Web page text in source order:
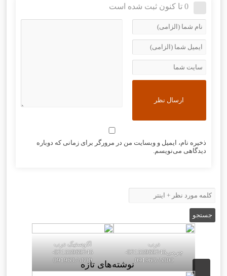
0 تا کنون ثبت شده است
ذخیره نام، ایمیل و وبسایت من در مرورگر برای زمانی که دوباره
دیدگاهی می‌نویسم.
درب
چرمی02155969245-
09196375800
اکوستیک درب
02155969245-
09196375800نوشته‌های تازه